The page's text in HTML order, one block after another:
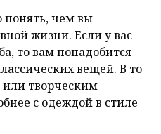
понять, чем вы
жизни. Если у вас
то вам понадобится
вещей. В то
творческим
с одеждой в стиле